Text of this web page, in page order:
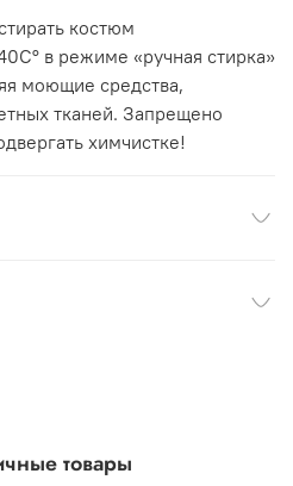
костюм
в режиме «ручная стирка»
моющие средства,
тканей. Запрещено
химчистке!
товары